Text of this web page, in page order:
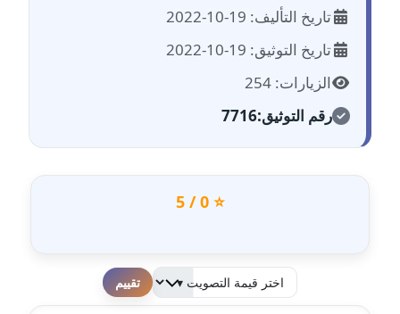
مدونة احمد زكريا
مدونة أحمد زيدان
مدونة أحمد سيد
عاملة
مدونة أحمد عبد الفتاح
عاملة
تاريخ التأليف: 19-10-2022
تاريخ التوثيق: 19-10-2022
الزيارات: 254
رقم التوثيق:7716
⭐ 0 / 5
لطفا قم بالتقييم